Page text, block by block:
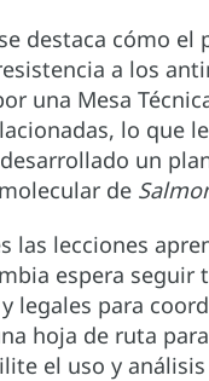
destaca cómo el
a los
una Mesa
lo que
un
de
las lecciones
espera
legales para
hoja de ruta
el uso y